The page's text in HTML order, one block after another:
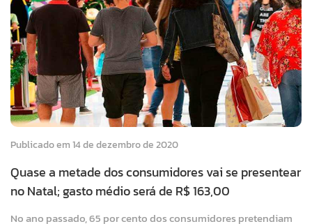
Publicado em 14 de dezembro de 2020
Quase a metade dos consumidores vai se presentear
no Natal; gasto médio será de R$ 163,00
No ano passado, 65 por cento dos consumidores pretendiam